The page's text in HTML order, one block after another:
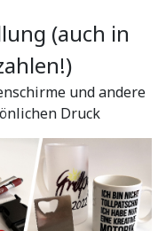
(auch in
und andere
Druck